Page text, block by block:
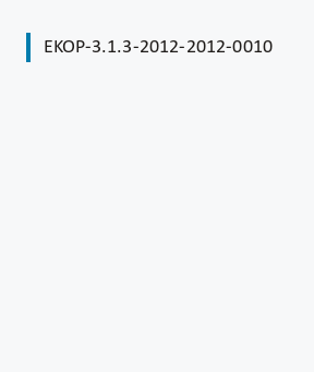
EKOP-3.1.3-2012-2012-0010